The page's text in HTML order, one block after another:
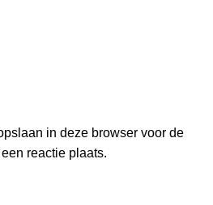
in deze browser voor de
reactie plaats.